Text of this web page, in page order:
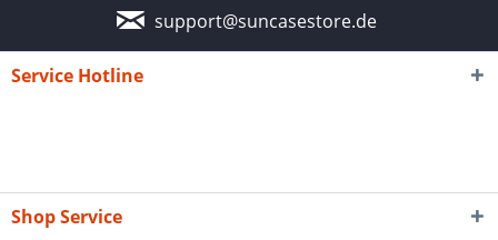
support@suncasestore.de
Service Hotline
Shop Service